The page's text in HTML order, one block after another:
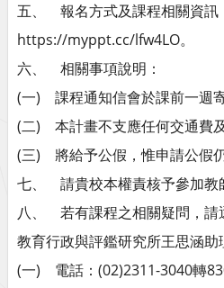
五、 報名方式及課程相關資訊
https://myppt.cc/lfw4LO。
六、 相關事項說明：
(一) 課程通知信會於課前一週
(二) 本計畫不支應任何交通費及
(三) 將給予公假，惟申請公假
七、 請貴校本權責核予參加教
八、 若有課程之相關疑問，請
教育行政與評鑑研究所王思涵助
(一) 電話：(02)2311-3040轉